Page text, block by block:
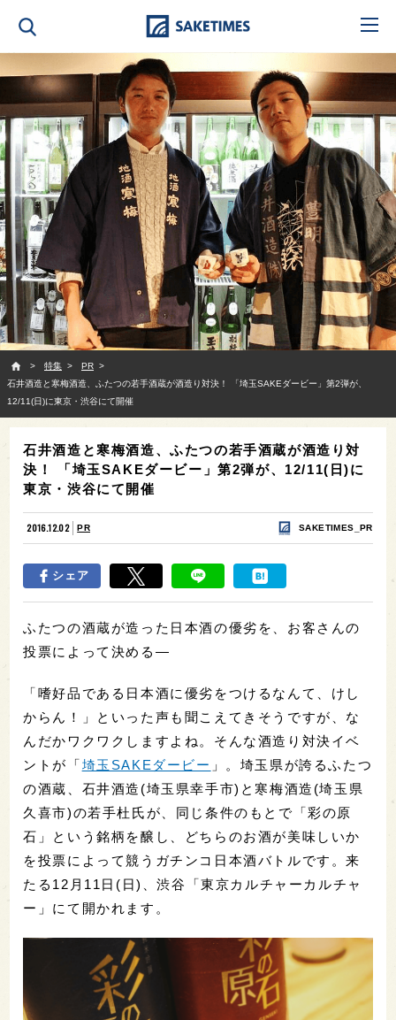
特集
PR
石井酒造と寒梅酒造、ふたつの若手酒蔵が酒造り対決！ 「埼玉SAKEダービー」第2弾が、
12/11(日)に東京・渋谷にて開催
石井酒造と寒梅酒造、ふたつの若手酒蔵が酒造り対
決！ 「埼玉SAKEダービー」第2弾が、12/11(日)に
東京・渋谷にて開催
2016.12.02 PR SAKETIMES_PR
シェア
ふたつの酒蔵が造った日本酒の優劣を、お客さんの
投票によって決める―
「嗜好品である日本酒に優劣をつけるなんて、けし
からん！」といった声も聞こえてきそうですが、な
んだかワクワクしますよね。そんな酒造り対決イベ
ントが「埼玉SAKEダービー 」。埼玉県が誇るふたつ
の酒蔵、石井酒造(埼玉県幸手市)と寒梅酒造(埼玉県
久喜市)の若手杜氏が、同じ条件のもとで「彩の原
石」という銘柄を醸し、どちらのお酒が美味しいか
を投票によって競うガチンコ日本酒バトルです。来
たる12月11日(日)、渋谷「東京カルチャーカルチャ
ー」にて開かれます。